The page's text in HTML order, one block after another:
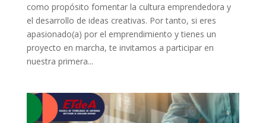
como propósito fomentar la cultura emprendedora y
el desarrollo de ideas creativas. Por tanto, si eres
apasionado(a) por el emprendimiento y tienes un
proyecto en marcha, te invitamos a participar en
nuestra primera...